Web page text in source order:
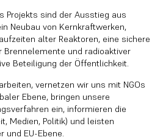
Projekts sind der Ausstieg aus
Neubau von Kernkraftwerken,
alter Reaktoren, eine sichere
Brennelemente und radioaktiver
Beteiligung der Öffentlichkeit.
vernetzen wir uns mit NGOs
Ebene, bringen unsere
ein, informieren die
Medien, Politik) und leisten
und EU-Ebene.